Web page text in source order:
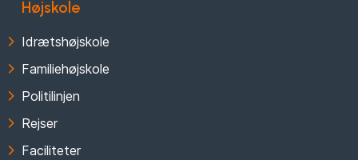
Højskole
Idrætshøjskole
Familiehøjskole
Politilinjen
Rejser
Faciliteter